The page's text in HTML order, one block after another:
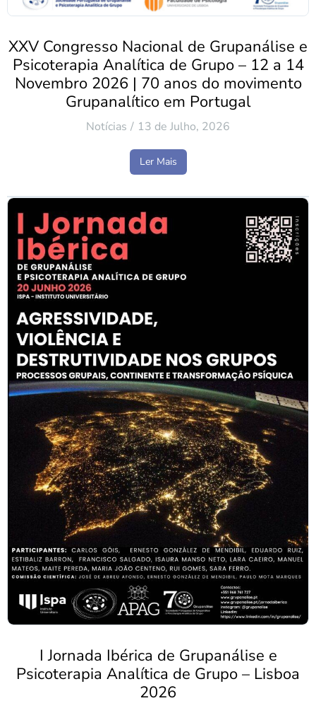
XXV Congresso Nacional de Grupanálise e
Psicoterapia Analítica de Grupo – 12 a 14
Novembro 2026 | 70 anos do movimento
Grupanalítico em Portugal
Notícias 13 de Julho, 2026
Ler Mais
I Jornada Ibérica de Grupanálise e
Psicoterapia Analítica de Grupo – Lisboa
2026